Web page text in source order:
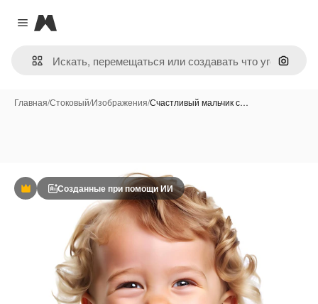
Close menu
Magnific
Поиск
Главная/Стоковый/Изображения/Счастливый мальчик с…
ПремиумСозданные при помощи ИИ